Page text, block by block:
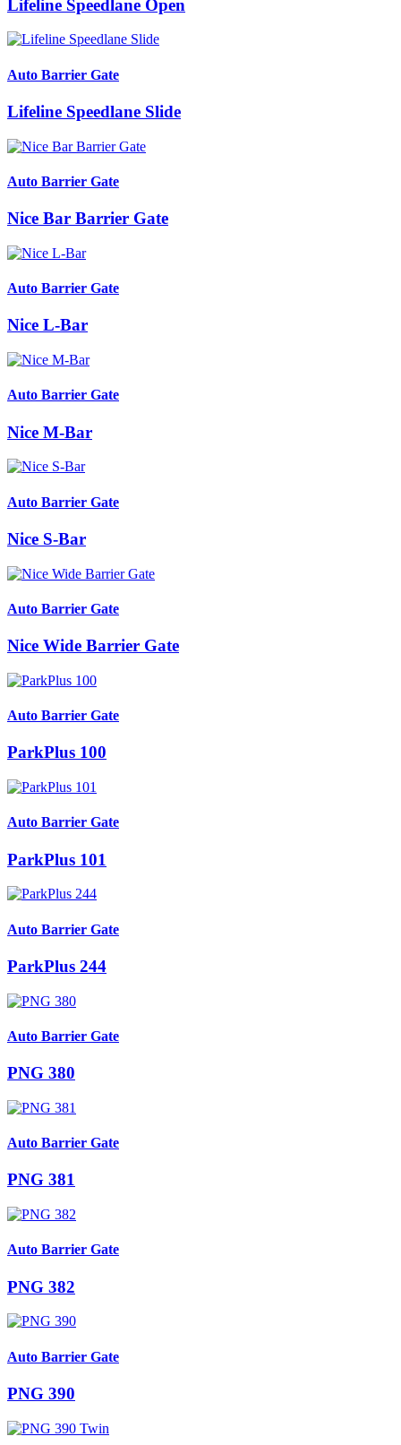
Lifeline Speedlane Open
Auto Barrier Gate
Lifeline Speedlane Slide
Auto Barrier Gate
Nice Bar Barrier Gate
Auto Barrier Gate
Nice L-Bar
Auto Barrier Gate
Nice M-Bar
Auto Barrier Gate
Nice S-Bar
Auto Barrier Gate
Nice Wide Barrier Gate
Auto Barrier Gate
ParkPlus 100
Auto Barrier Gate
ParkPlus 101
Auto Barrier Gate
ParkPlus 244
Auto Barrier Gate
PNG 380
Auto Barrier Gate
PNG 381
Auto Barrier Gate
PNG 382
Auto Barrier Gate
PNG 390